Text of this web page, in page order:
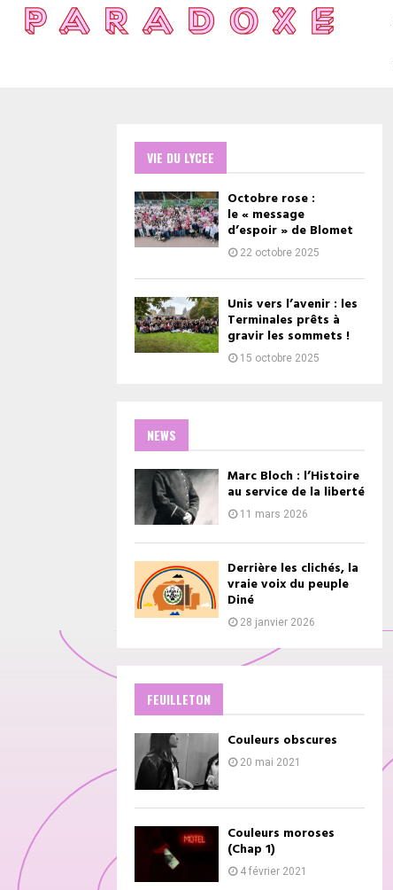
VIE DU LYCEE
Octobre rose :
le « message
d’espoir » de Blomet
22 octobre 2025
Unis vers l’avenir : les
Terminales prêts à
gravir les sommets !
15 octobre 2025
NEWS
Marc Bloch : l’Histoire
au service de la liberté
11 mars 2026
Derrière les clichés, la
vraie voix du peuple
Diné
28 janvier 2026
FEUILLETON
Couleurs obscures
20 mai 2021
Couleurs moroses
(Chap 1)
4 février 2021